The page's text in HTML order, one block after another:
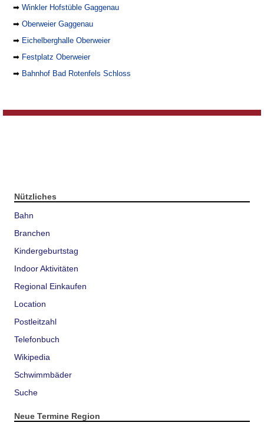
➡Winkler Hofstüble Gaggenau
➡Oberweier Gaggenau
➡ Eichelberghalle Oberweier
➡ Festplatz Oberweier
➡ Bahnhof Bad Rotenfels Schloss
Nützliches
Bahn
Branchen
Kindergeburtstag
Indoor Aktivitäten
Regional Einkaufen
Location
Postleitzahl
Telefonbuch
Wikipedia
Schwimmbäder
Suche
Neue Termine Region